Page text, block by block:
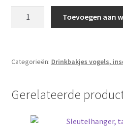
Toevoegen aan
Categorieën: Drinkbakjes vogels,
Gerelateerde